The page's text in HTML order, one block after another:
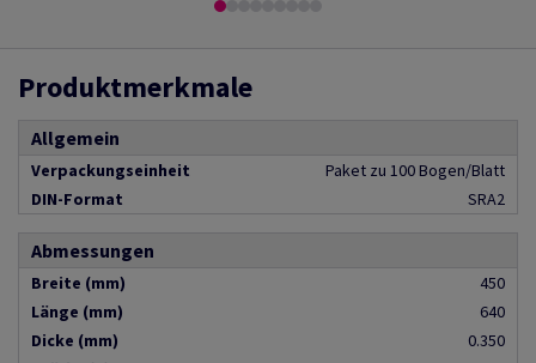
Produktmerkmale
Allgemein
Verpackungseinheit
Paket zu 100 Bogen/Blatt
DIN-Format
SRA2
Abmessungen
Breite (mm)
450
Länge (mm)
640
Dicke (mm)
0.350